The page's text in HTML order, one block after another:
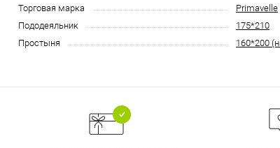
Торговая марка
Primavelle
Пододеяльник
175*210
Простыня
160*200